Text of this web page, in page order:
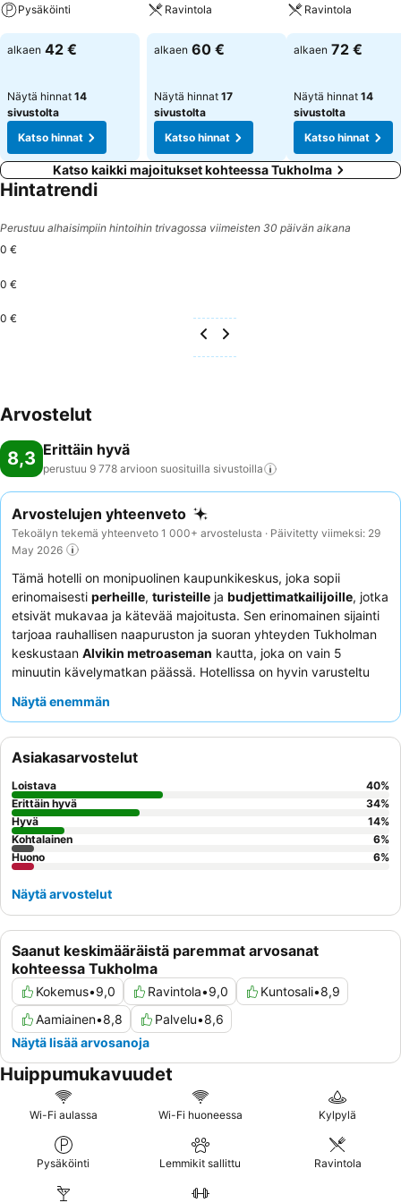
Pysäköinti
Katso hinnat
alkaen 42 €
Näytä hinnat 14
sivustolta
Katso hinnat
Ravintola
Katso hinnat
alkaen 60 €
Näytä hinnat 17
sivustolta
Katso hinnat
Ravintola
Katso hinnat
alkaen 72 €
Näytä hinnat 14
sivustolta
Katso hinnat
Katso kaikki majoitukset kohteessa Tukholma
Hintatrendi
Perustuu alhaisimpiin hintoihin trivagossa viimeisten 30 päivän aikana
0 €
0 €
0 €
Arvostelut
8,3 Erittäin hyvä
perustuu 9 778 arvioon suosituilla sivustoilla
Arvostelujen yhteenveto
Tekoälyn tekemä yhteenveto 1 000+ arvostelusta · Päivitetty viimeksi: 29
May 2026
Tämä hotelli on monipuolinen kaupunkikeskus, joka sopii
erinomaisesti perheille, turisteille ja budjettimatkailijoille, jotka
etsivät mukavaa ja kätevää majoitusta. Sen erinomainen sijainti
tarjoaa rauhallisen naapuruston ja suoran yhteyden Tukholman
keskustaan Alvikin metroaseman kautta, joka on vain 5
minuutin kävelymatkan päässä. Hotellissa on hyvin varusteltu
jatkuvastivastaanoton henkilökuntaa
laajasta ja monipuolisesta valikoimasta, joka sisältää myös
gluteenittomia ja kasvipohjaisia vaihtoehtoja. Rauhallisempaa
kokemusta varten kannattaa pyytää huonetta puutarhan
puolelta.
Näytä enemmän
Saanut keskimääräistä paremmat arvosanat
kohteessa Tukholma
Kokemus•9,0 Ravintola•9,0 Kuntosali•8,9
Aamiainen•8,8 Palvelu•8,6
Näytä lisää arvosanoja
Asiakasarvostelut
Loistava 40%
Erittäin hyvä
34%
Hyvä
14%
Kohtalainen
6%
Huono
6%
Näytä arvostelut
Huippumukavuudet
Wi-Fi aulassa Wi-Fi huoneessa Kylpylä
Pysäköinti Lemmikit sallittu Ravintola